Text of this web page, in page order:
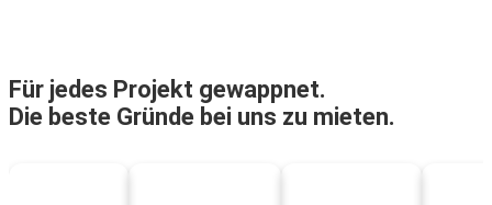
Für jedes Projekt gewappnet.
Die beste Gründe bei uns zu mieten.